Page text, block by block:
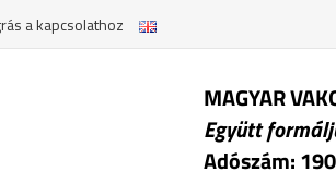
a kapcsolathoz
MAGYAR
Együtt
Adószám: